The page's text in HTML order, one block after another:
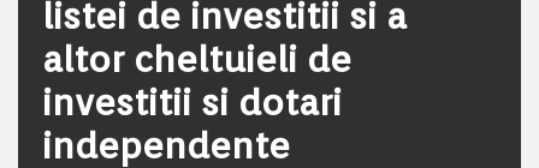
listei de investitii si a
altor cheltuieli de
investitii si dotari
independente